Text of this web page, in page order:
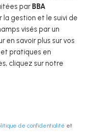
par BBA
gestion et le suivi de
visés par un
en savoir plus sur vos
pratiques en
cliquez sur notre
de confidentialité et